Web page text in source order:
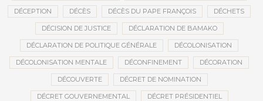
DÉCEPTION DÉCÈS DÉCÈS DU PAPE FRANÇOIS DÉCHETS
DÉCISION DE JUSTICE DÉCLARATION DE BAMAKO
DÉCLARATION DE POLITIQUE GÉNÉRALE DÉCOLONISATION
DÉCOLONISATION MENTALE DÉCONFINEMENT DÉCORATION
DÉCOUVERTE DÉCRET DE NOMINATION
DÉCRET GOUVERNEMENTAL DÉCRET PRÉSIDENTIEL